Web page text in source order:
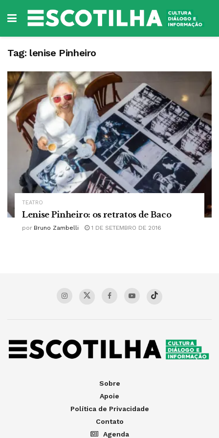
Tag: lenise Pinheiro
TEATRO
Lenise Pinheiro: os retratos de Baco
por Bruno Zambelli 1 DE SETEMBRO DE 2016
Sobre
Apoie
Política de Privacidade
Contato
Agenda